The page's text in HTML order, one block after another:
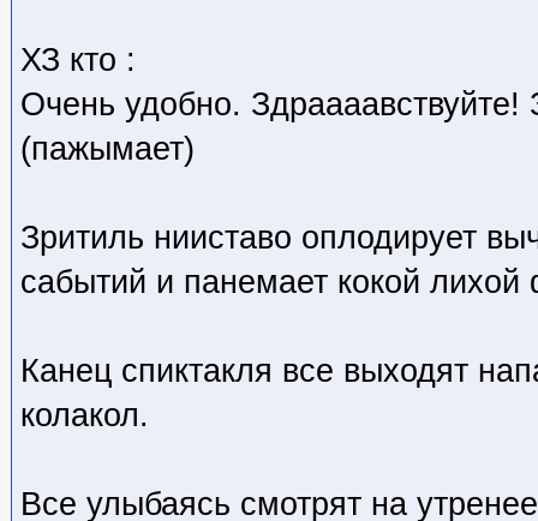
ХЗ кто :
Очень удобно. Здраааавствуйте!
(пажымает)
Зритиль нииставо оплодирует
сабытий и панемает кокой лихой
Канец спиктакля все выходят
колакол.
Все улыбаясь смотрят на